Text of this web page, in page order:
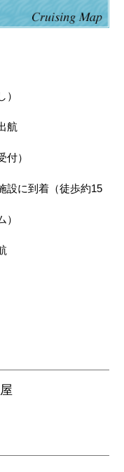
航
）
設に到着（徒歩約15